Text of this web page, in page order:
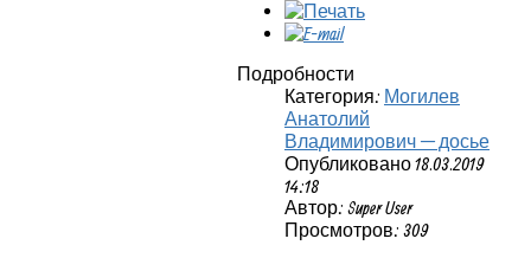
Подробности
Категория: Могилев
Анатолий
Владимирович — досье
Опубликовано 18.03.2019
14:18
Автор: Super User
Просмотров: 309